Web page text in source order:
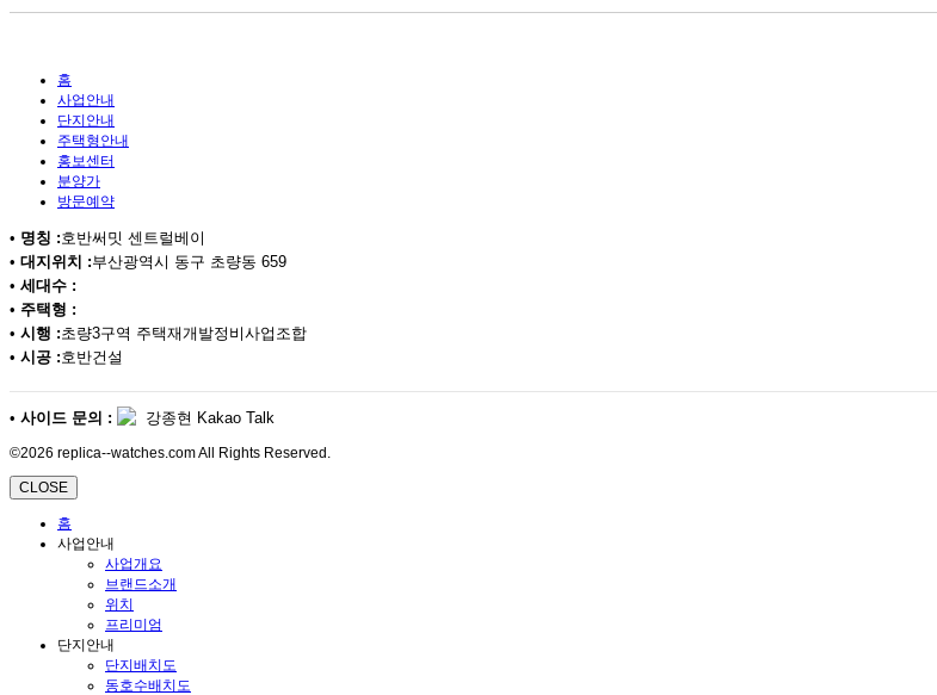
홈
사업안내
단지안내
주택형안내
홍보센터
분양가
방문예약
• 명칭 :호반써밋 센트럴베이
• 대지위치 :부산광역시 동구 초량동 659
• 세대수 :
• 주택형 :
• 시행 :초량3구역 주택재개발정비사업조합
• 시공 :호반건설
• 사이드 문의 : 강종현 Kakao Talk
©2026 replica--watches.com All Rights Reserved.
CLOSE
홈
사업안내
사업개요
브랜드소개
위치
프리미엄
단지안내
단지배치도
동호수배치도